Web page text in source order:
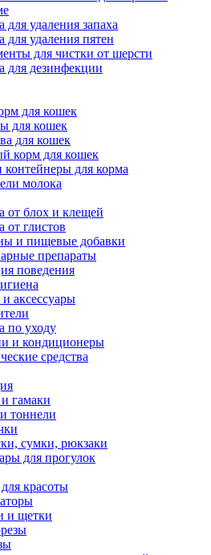
для удаления запаха
для удаления пятен
для чистки от шерсти
для дезинфекции
для кошек
для кошек
для кошек
корм для кошек
для корма
молока
от блох и клещей
от глистов
и пищевые добавки
препараты
поведения
аксессуары
по уходу
и кондиционеры
средства
гамаки
тоннели
сумки, рюкзаки
для прогулок
красоты
и щетки